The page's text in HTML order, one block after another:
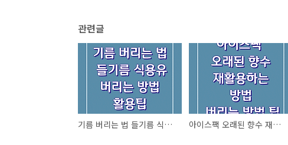
관련글
기름 버리는 법 들기름 식용유 버리는 방법 활용팁 아이스팩 오래된 향수 재활용하는 방법 버리는 방법 팁